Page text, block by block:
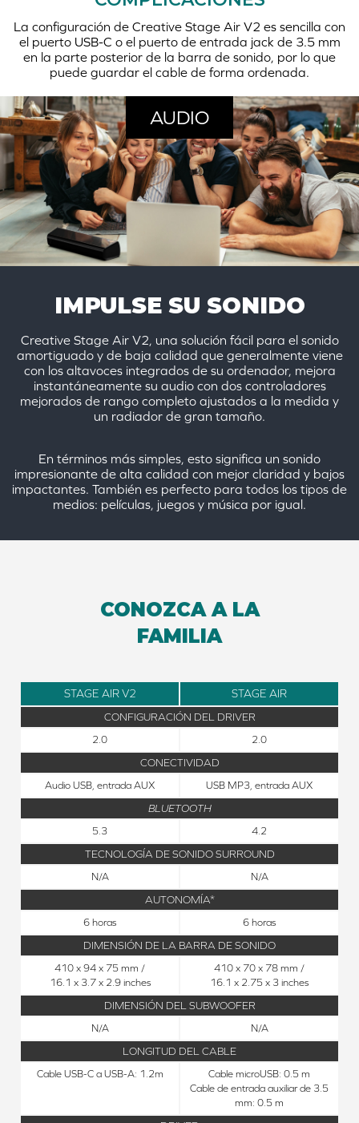
La configuración de Creative Stage Air V2 es sencilla con
el puerto USB-C o el puerto de entrada jack de 3.5 mm
en la parte posterior de la barra de sonido, por lo que
puede guardar el cable de forma ordenada.
AUDIO
IMPULSE SU SONIDO
Creative Stage Air V2, una solución fácil para el sonido
amortiguado y de baja calidad que generalmente viene
con los altavoces integrados de su ordenador, mejora
instantáneamente su audio con dos controladores
mejorados de rango completo ajustados a la medida y
un radiador de gran tamaño.
En términos más simples, esto significa un sonido
impresionante de alta calidad con mejor claridad y bajos
impactantes. También es perfecto para todos los tipos de
medios: películas, juegos y música por igual.
CONOZCA A LA
FAMILIA
STAGE AIR V2 STAGE AIR
CONFIGURACIÓN DEL DRIVER
2.0 2.0
CONECTIVIDAD
Audio USB, entrada AUX USB MP3, entrada AUX
BLUETOOTH
5.3 4.2
TECNOLOGÍA DE SONIDO SURROUND
N/A N/A
AUTONOMÍA*
6 horas 6 horas
DIMENSIÓN DE LA BARRA DE SONIDO
410 x 94 x 75 mm /
16.1 x 3.7 x 2.9 inches
410 x 70 x 78 mm /
16.1 x 2.75 x 3 inches
DIMENSIÓN DEL SUBWOOFER
N/A N/A
LONGITUD DEL CABLE
Cable USB-C a USB-A: 1.2m
Cable microUSB: 0.5 m
Cable de entrada auxiliar de 3.5
mm: 0.5 m